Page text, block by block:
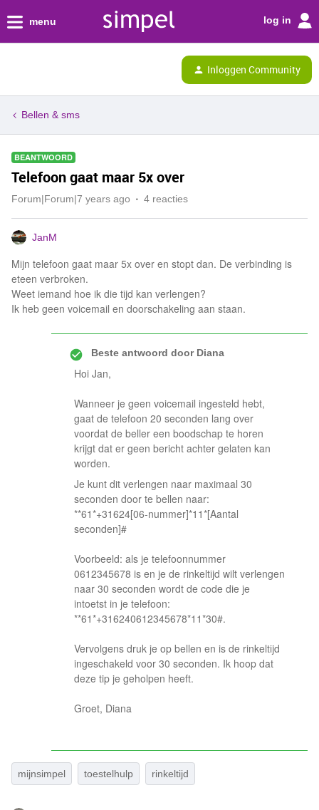
menu log in
Inloggen Community
Bellen & sms
BEANTWOORD
Telefoon gaat maar 5x over
Forum|Forum|7 years ago 4 reacties
JanM
Mijn telefoon gaat maar 5x over en stopt dan. De verbinding is
eteen verbroken.
Weet iemand hoe ik die tijd kan verlengen?
Ik heb geen voicemail en doorschakeling aan staan.
Beste antwoord doorDiana
Hoi Jan,
Wanneer je geen voicemail ingesteld hebt,
gaat de telefoon 20 seconden lang over
voordat de beller een boodschap te horen
krijgt dat er geen bericht achter gelaten kan
worden.
Je kunt dit verlengen naar maximaal 30
seconden door te bellen naar:
**61*+31624[06-nummer]*11*[Aantal
seconden]#
Voorbeeld: als je telefoonnummer
0612345678 is en je de rinkeltijd wilt verlengen
naar 30 seconden wordt de code die je
intoetst in je telefoon:
**61*+316240612345678*11*30#.
Vervolgens druk je op bellen en is de rinkeltijd
ingeschakeld voor 30 seconden. Ik hoop dat
deze tip je geholpen heeft.
Groet, Diana
mijnsimpel toestelhulp rinkeltijd